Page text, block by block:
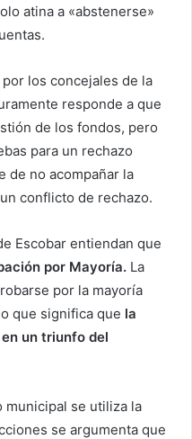
atina a «abstenerse»
los concejales de la
responde a que
de los fondos, pero
para un rechazo
de no acompañar la
conflicto de rechazo.
Escobar entiendan que
por Mayoría. La
por la mayoría
que significa que la
un triunfo del
municipal se utiliza la
se argumenta que